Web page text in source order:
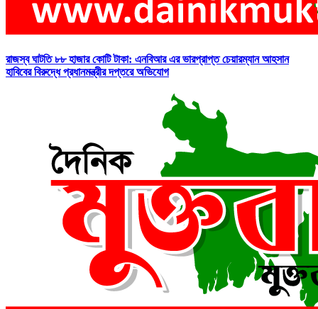
রাজস্ব ঘাটতি ৮৮ হাজার কোটি টাকা: এনবিআর এর ভারপ্রাপ্ত চেয়ারম্যান আহসান
হাবিবের বিরুদ্ধে প্রধানমন্ত্রীর দপ্তরে অভিযোগ